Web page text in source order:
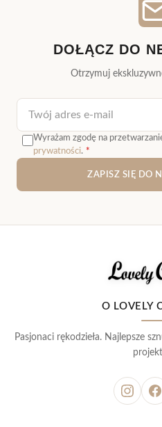
DOŁĄCZ DO
Otrzymuj
Adres e-mail
Wyrażam zgodę na
prywatności. *
ZAPISZ SIĘ DO
O LOVELY
Pasjonaci rękodzieła. Najlepsze